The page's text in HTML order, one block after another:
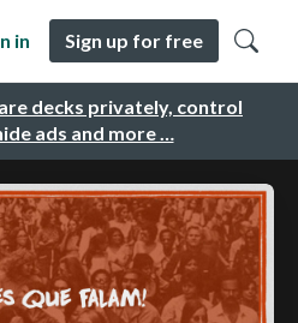
decks privately, control
ads and more …
in Sign up for free